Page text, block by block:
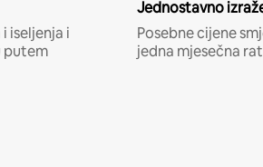
iseljenja i
putem
Jednostavno
Posebne cijene
jedna mjesečna